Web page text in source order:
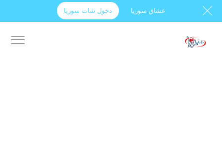
عشاق سوريا دخول شات سوريا